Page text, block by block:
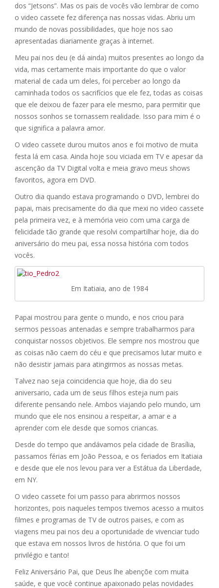
dos “Jetsons”. Mas os pais de vocês vão lembrar de como
o video cassete fez diferença nas nossas vidas. Abriu um
mundo de novas possibilidades, que hoje nos sao
apresentadas diariamente graças à internet.
Meu pai nos deu (e dá ainda) muitos presentes ao longo da
vida, mas certamente mais importante do que o valor
material de cada um deles, foi perceber ao longo da
caminhada todos os sacrifícios que ele fez, todas as coisas
que ele deixou de fazer para ele mesmo, para permitir que
nossos sonhos se tornassem realidade. Isso para mim é o
que significa a palavra amor.
O video cassete durou muitos anos e foi motivo de muita
festa lá em casa. Ainda hoje sou viciada em TV e apesar da
ascenção da TV Digital volta e meia gravo meus shows
favoritos, agora em DVD.
Outro dia quando estava programando o DVD, lembrei do
papai, mais precisamente do dia que mexi no video cassete
pela primeira vez, e à memória veio com uma carga de
felicidade tão grande que resolvi compartilhar hoje, dia do
aniversário do meu pai, essa nossa história com todos
vocês.
Em Itatiaia, ano de 1984
Papai mostrou para gente o mundo, e nos criou para
sermos pessoas antenadas e sempre trabalharmos para
conquistar nossos objetivos. Ele sempre nos mostrou que
as coisas não caem do céu e que precisamos lutar muito e
não desistir jamais para atingirmos as nossas metas.
Talvez nao seja coincidencia que hoje, dia do seu
aniversario, cada um de seus filhos esteja num pais
diferente pensando nele. Ambos viajando pelo mundo, um
mundo que ele nos ensinou a respeitar, a amar e a
aprender com ele desde que somos criancas.
Desde do tempo que andávamos pela cidade de Brasília,
passamos férias em João Pessoa, e os feriados em Itatiaia
e desde que ele nos levou para ver a Estátua da Liberdade,
em NY.
O video cassete foi um passo para abrirmos nossos
horizontes, pois naqueles tempos tivemos acesso a muitos
filmes e programas de TV de outros paises, e com as
viagens meu pai nos deu a oportunidade de vivenciar tudo
que estava em nossos livros de história. O que foi um
privilégio e tanto!
Feliz Aniversário Pai, que Deus lhe abençõe com muita
saúde, e que você continue apaixonado pelas novidades